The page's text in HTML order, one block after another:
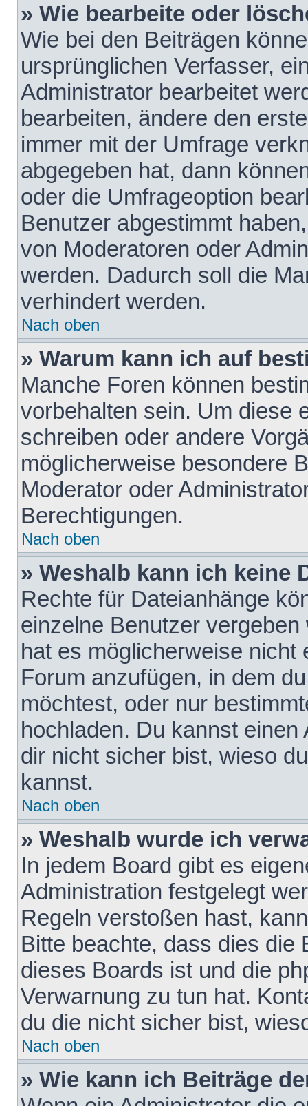
» Wie bearbeite oder
Wie bei den Beiträgen
ursprünglichen Verfasser,
Administrator bearbeitet
bearbeiten, ändere den
immer mit der Umfrage
abgegeben hat, dann
oder die Umfrageoption
Benutzer abgestimmt
von Moderatoren oder
werden. Dadurch soll die
verhindert werden.
Nach oben
» Warum kann ich auf
Manche Foren können
vorbehalten sein. Um diese
schreiben oder andere
möglicherweise besondere
Moderator oder
Berechtigungen.
Nach oben
» Weshalb kann ich keine
Rechte für Dateianhänge
einzelne Benutzer
hat es möglicherweise nicht
Forum anzufügen, in dem
möchtest, oder nur
hochladen. Du kannst
dir nicht sicher bist, wieso
kannst.
Nach oben
» Weshalb wurde ich
In jedem Board gibt es
Administration festgelegt
Regeln verstoßen hast,
Bitte beachte, dass dies die
dieses Boards ist und die
Verwarnung zu tun hat.
du die nicht sicher bist,
Nach oben
» Wie kann ich Beiträge